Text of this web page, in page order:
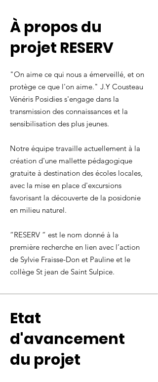
À propos du
projet RESERV
"On aime ce qui nous a émerveillé, et on
protège ce que l'on aime." J.Y Cousteau​
Vénéris Posidies s'engage dans la
transmission des connaissances et la
sensibilisation des plus jeunes.
Notre équipe travaille actuellement à la
création d'une mallette pédagogique
gratuite à destination des écoles locales,
avec la mise en place d'excursions
favorisant la découverte de la posidonie
en milieu naturel.
“RESERV “ est le nom donné à la
première recherche en lien avec l’action
de Sylvie Fraisse-Don et Pauline et le
collège St jean de Saint Sulpice.
Etat
d'avancement
du projet